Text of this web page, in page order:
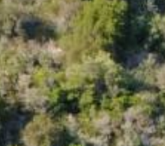
BLOG
ERFOLGSMELDUNGEN